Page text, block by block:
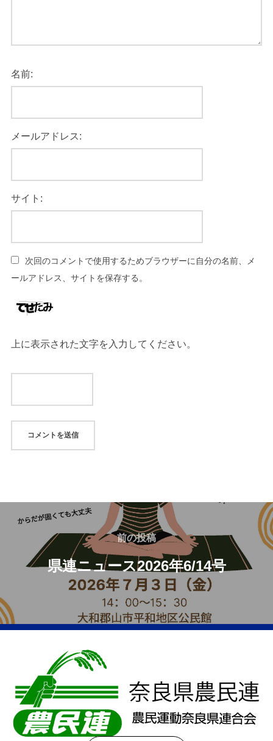
名前:
メールアドレス:
サイト:
次回のコメントで使用するためブラウザーに自分の名前、メ
ールアドレス、サイトを保存する。
上に表示された文字を入力してください。
前の投稿
県連ニュース2026年6/14号